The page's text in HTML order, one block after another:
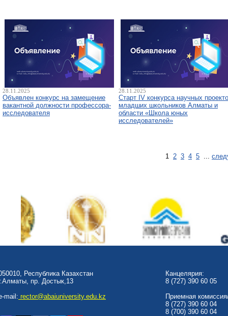
28.11.2025
Объявлен конкурс на замещение
вакантной должности профессора-
исследователя
28.11.2025
Старт IV конкурса научных
младших школьников Алматы и
области «Школа юных
исследователей»
1 2 3 4 5 ...
Республика Казахстан
пр. Достык,13
mail: rector@abaiuniversity.edu.kz
Канцелярия:
8 (727) 390 60 05
Приемная
8 (727) 390 60 04
8 (700) 390 60 04